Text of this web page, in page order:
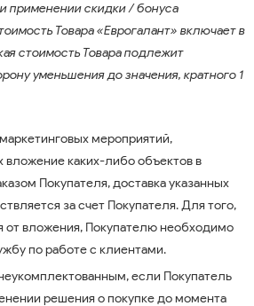
применении скидки / бонуса
Товара «Еврогалант» включает в
стоимость Товара подлежит
уменьшения до значения, кратного 1
мероприятий,
каких-либо объектов в
Покупателя, доставка указанных
за счет Покупателя. Для того,
от вложения, Покупателю необходимо
по работе с клиентами.
если Покупатель
решения о покупке до момента